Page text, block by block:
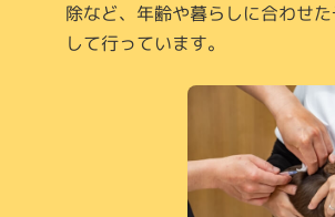
除など、年齢や暮らしに合わせ
して行っています。